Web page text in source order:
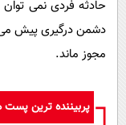
حادثه فردی نمی
دشمن درگیری پیش می
مجوز ماند.
پربیننده ترین